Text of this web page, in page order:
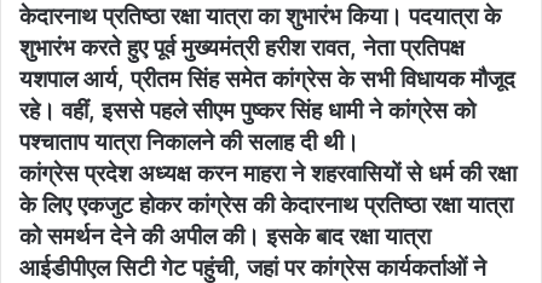
केदारनाथ प्रतिष्ठा रक्षा यात्रा का शुभारंभ किया। पदयात्रा के
शुभारंभ करते हुए पूर्व मुख्यमंत्री हरीश रावत, नेता प्रतिपक्ष
यशपाल आर्य, प्रीतम सिंह समेत कांग्रेस के सभी विधायक मौजूद
रहे। वहीं, इससे पहले सीएम पुष्कर सिंह धामी ने कांग्रेस को
पश्चाताप यात्रा निकालने की सलाह दी थी।
कांग्रेस प्रदेश अध्यक्ष करन माहरा ने शहरवासियों से धर्म की रक्षा
के लिए एकजुट होकर कांग्रेस की केदारनाथ प्रतिष्ठा रक्षा यात्रा
को समर्थन देने की अपील की। इसके बाद रक्षा यात्रा
आईडीपीएल सिटी गेट पहुंची, जहां पर कांग्रेस कार्यकर्ताओं ने